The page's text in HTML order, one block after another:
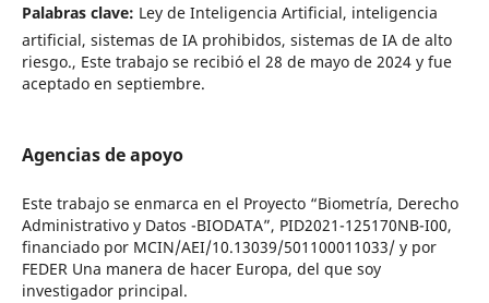
Palabras clave: Ley de Inteligencia Artificial, inteligencia
artificial, sistemas de IA prohibidos, sistemas de IA de alto
riesgo., Este trabajo se recibió el 28 de mayo de 2024 y fue
aceptado en septiembre.
Agencias de apoyo
Este trabajo se enmarca en el Proyecto “Biometría, Derecho
Administrativo y Datos -BIODATA”, PID2021-125170NB-I00,
financiado por MCIN/AEI/10.13039/501100011033/ y por
FEDER Una manera de hacer Europa, del que soy
investigador principal.